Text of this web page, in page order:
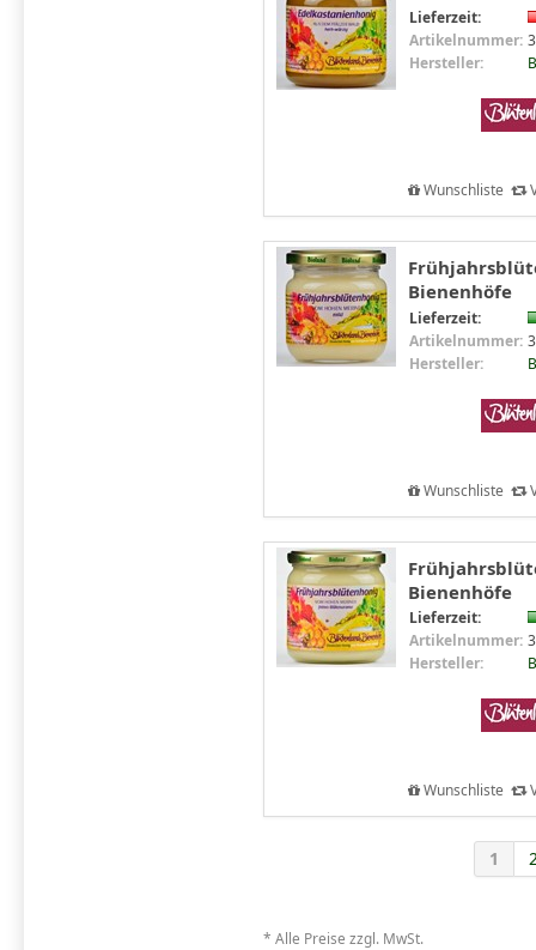
Lieferzeit:
Artikelnummer:
Hersteller:
Wunschliste
Bienenhöfe
Lieferzeit:
Artikelnummer:
Hersteller:
Wunschliste
Bienenhöfe
Lieferzeit:
Artikelnummer:
Hersteller:
Wunschliste
1
* Alle Preise zzgl. MwSt.